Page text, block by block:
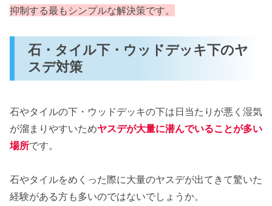
抑制する最もシンプルな解決策です。
石・タイル下・ウッドデッキ下のヤ
スデ対策
石やタイルの下・ウッドデッキの下は日当たりが悪く湿気
が溜まりやすいためヤスデが大量に潜んでいることが多い
場所です。
石やタイルをめくった際に大量のヤスデが出てきて驚いた
経験がある方も多いのではないでしょうか。